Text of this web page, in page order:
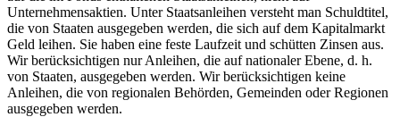
Unternehmensaktien. Unter Staatsanleihen versteht man Schuldtitel,
die von Staaten ausgegeben werden, die sich auf dem Kapitalmarkt
Geld leihen. Sie haben eine feste Laufzeit und schütten Zinsen aus.
Wir berücksichtigen nur Anleihen, die auf nationaler Ebene, d. h.
von Staaten, ausgegeben werden. Wir berücksichtigen keine
Anleihen, die von regionalen Behörden, Gemeinden oder Regionen
ausgegeben werden.